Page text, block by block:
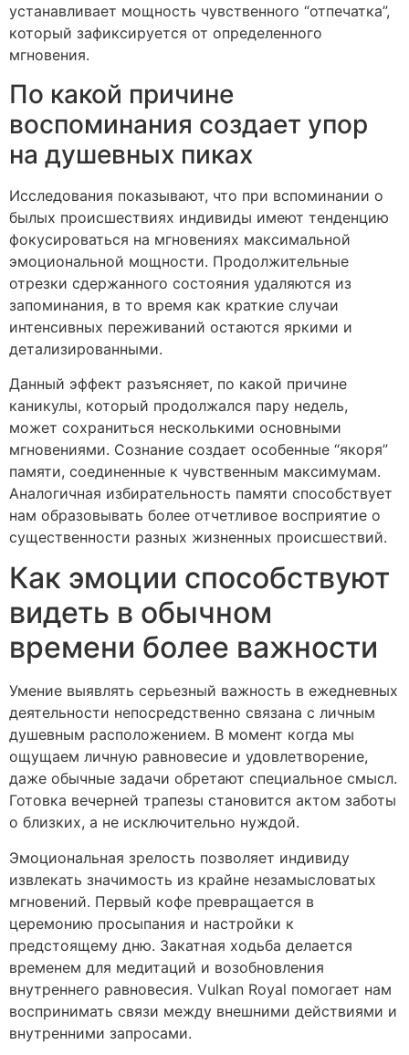
устанавливает мощность чувственного “отпечатка”,
который зафиксируется от определенного
мгновения.
По какой причине
воспоминания создает упор
на душевных пиках
Исследования показывают, что при вспоминании о
былых происшествиях индивиды имеют тенденцию
фокусироваться на мгновениях максимальной
эмоциональной мощности. Продолжительные
отрезки сдержанного состояния удаляются из
запоминания, в то время как краткие случаи
интенсивных переживаний остаются яркими и
детализированными.
Данный эффект разъясняет, по какой причине
каникулы, который продолжался пару недель,
может сохраниться несколькими основными
мгновениями. Сознание создает особенные “якоря”
памяти, соединенные к чувственным максимумам.
Аналогичная избирательность памяти способствует
нам образовывать более отчетливое восприятие о
существенности разных жизненных происшествий.
Как эмоции способствуют
видеть в обычном
времени более важности
Умение выявлять серьезный важность в ежедневных
деятельности непосредственно связана с личным
душевным расположением. В момент когда мы
ощущаем личную равновесие и удовлетворение,
даже обычные задачи обретают специальное смысл.
Готовка вечерней трапезы становится актом заботы
о близких, а не исключительно нуждой.
Эмоциональная зрелость позволяет индивиду
извлекать значимость из крайне незамысловатых
мгновений. Первый кофе превращается в
церемонию просыпания и настройки к
предстоящему дню. Закатная ходьба делается
временем для медитаций и возобновления
внутреннего равновесия. Vulkan Royal помогает нам
воспринимать связи между внешними действиями и
внутренними запросами.